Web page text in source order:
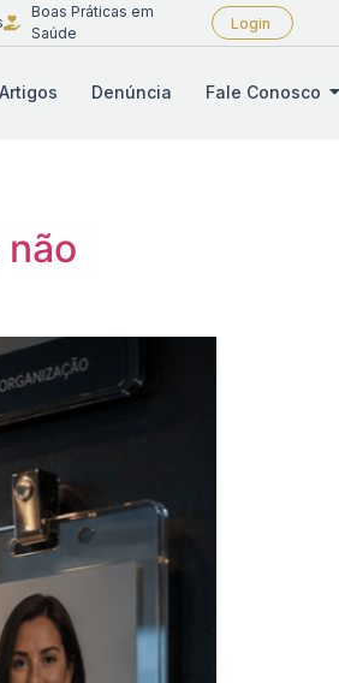
Boas Práticas em
Saúde
Login
Denúncia Fale Conosco